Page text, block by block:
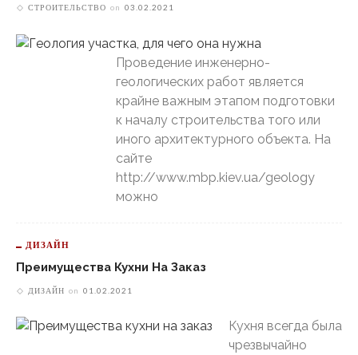
СТРОИТЕЛЬСТВО on 03.02.2021
Проведение инженерно-
геологических работ является
крайне важным этапом подготовки
к началу строительства того или
иного архитектурного объекта. На
сайте
http://www.mbp.kiev.ua/geology
можно
ДИЗАЙН
Преимущества Кухни На Заказ
ДИЗАЙН on 01.02.2021
Кухня всегда была
чрезвычайно